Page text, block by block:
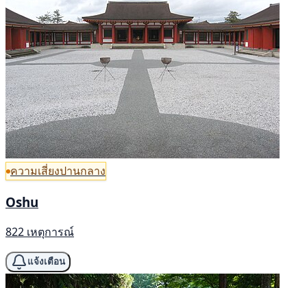
ความเสี่ยงปานกลาง
Oshu
822 เหตุการณ์
แจ้งเตือน